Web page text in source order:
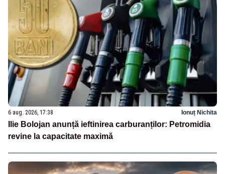
6 aug. 2026, 17:38 Ionuț Nichita
Ilie Bolojan anunță ieftinirea carburanților: Petromidia
revine la capacitate maximă